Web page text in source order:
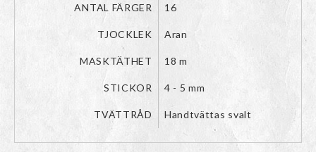
ANTAL FÄRGER 16
TJOCKLEK Aran
MASKTÄTHET 18 m
STICKOR 4 - 5 mm
TVÄTTRÅD Handtvättas svalt